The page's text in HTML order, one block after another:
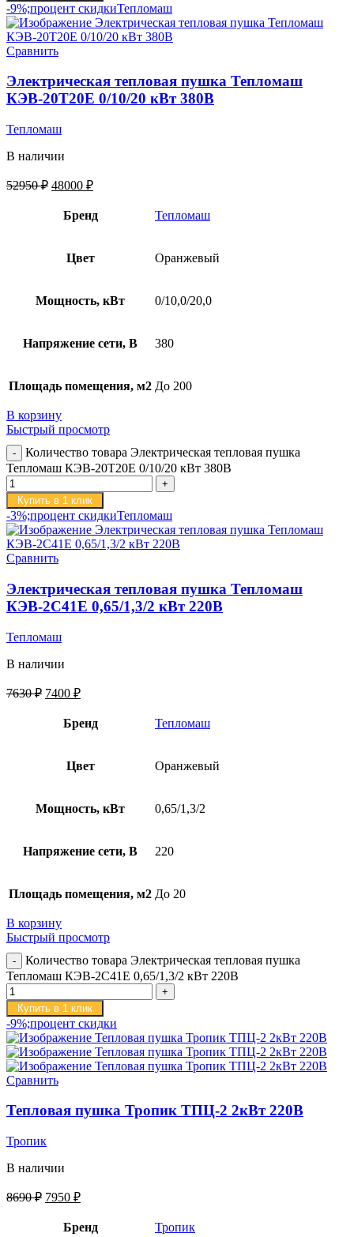
-9%;процент скидкиТепломаш
Сравнить
Электрическая тепловая пушка Тепломаш
КЭВ-20Т20Е 0/10/20 кВт 380В
Тепломаш
В наличии
52950₽ 48000 ₽
Бренд Тепломаш
Цвет Оранжевый
Мощность, кВт 0/10,0/20,0
Напряжение сети, В 380
Площадь помещения, м2 До 200
В корзину
Быстрый просмотр
Количество товара Электрическая тепловая пушка
Тепломаш КЭВ-20Т20Е 0/10/20 кВт 380В
Купить в 1 клик
-3%;процент скидкиТепломаш
Сравнить
Электрическая тепловая пушка Тепломаш
КЭВ-2С41Е 0,65/1,3/2 кВт 220В
Тепломаш
В наличии
7630₽ 7400 ₽
Бренд Тепломаш
Цвет Оранжевый
Мощность, кВт 0,65/1,3/2
Напряжение сети, В 220
Площадь помещения, м2 До 20
В корзину
Быстрый просмотр
Количество товара Электрическая тепловая пушка
Тепломаш КЭВ-2С41Е 0,65/1,3/2 кВт 220В
Купить в 1 клик
-9%;процент скидки
Сравнить
Тепловая пушка Тропик ТПЦ-2 2кВт 220В
Тропик
В наличии
8690₽ 7950 ₽
Бренд Тропик